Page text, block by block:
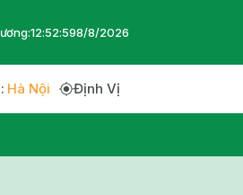
12:53:08/8/2026
Hà Nội Định Vị